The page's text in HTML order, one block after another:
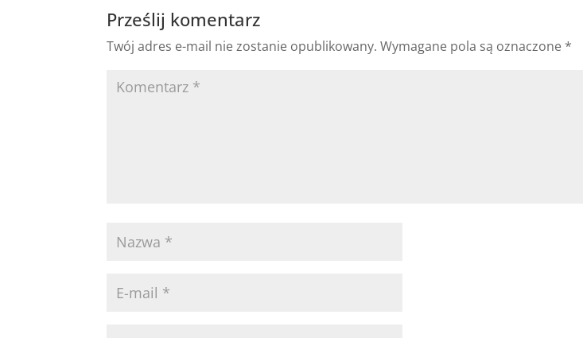
Prześlij komentarz
Twój adres e-mail nie zostanie opublikowany. Wymagane pola są oznaczone *